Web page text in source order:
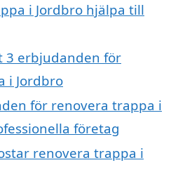
i Jordbro hjälpa till
3 erbjudanden för
i Jordbro
för renovera trappa i
företag
renovera trappa i